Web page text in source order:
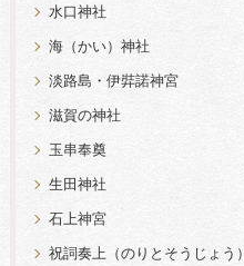
水口神社
海（かい）神社
淡路島・伊弉諾神宮
滋賀の神社
玉串奉奠
生田神社
石上神宮
祝詞奏上（のりとそうじょう）